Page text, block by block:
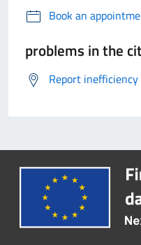
Book an
problems in the
Report inefficiency